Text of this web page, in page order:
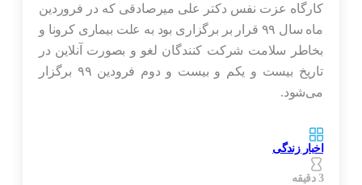
کارگاه عزت نفس دکتر علی میرصادقی که در فروردین
ماه سال ۹۹ قرار بر برگزاری بود به علت بیماری کرونا و
بخاطر سلامت شرکت کنندگان لغو و بصورت آنلاین در
تاریخ بیست و یکم و بیست و دوم فرودین ۹۹ برگزار
می‌شود.
اخبار زندگی